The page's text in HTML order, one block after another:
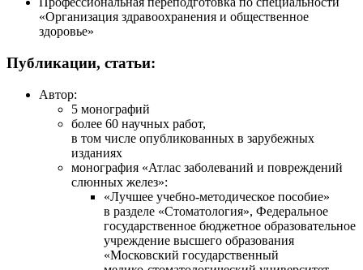
«Организация здравоохранения и общественное
здоровье»
Публикации, статьи:
Автор:
5 монографий
более 60 научных работ,
в том числе опубликованных в зарубежных
изданиях
монография «Атлас заболеваний и повреждений
слюнных желез»:
«Лучшее учебно-методическое пособие»
в разделе «Стоматология», Федеральное
государственное бюджетное образовательное
учреждение высшего образования
«Московский государственный